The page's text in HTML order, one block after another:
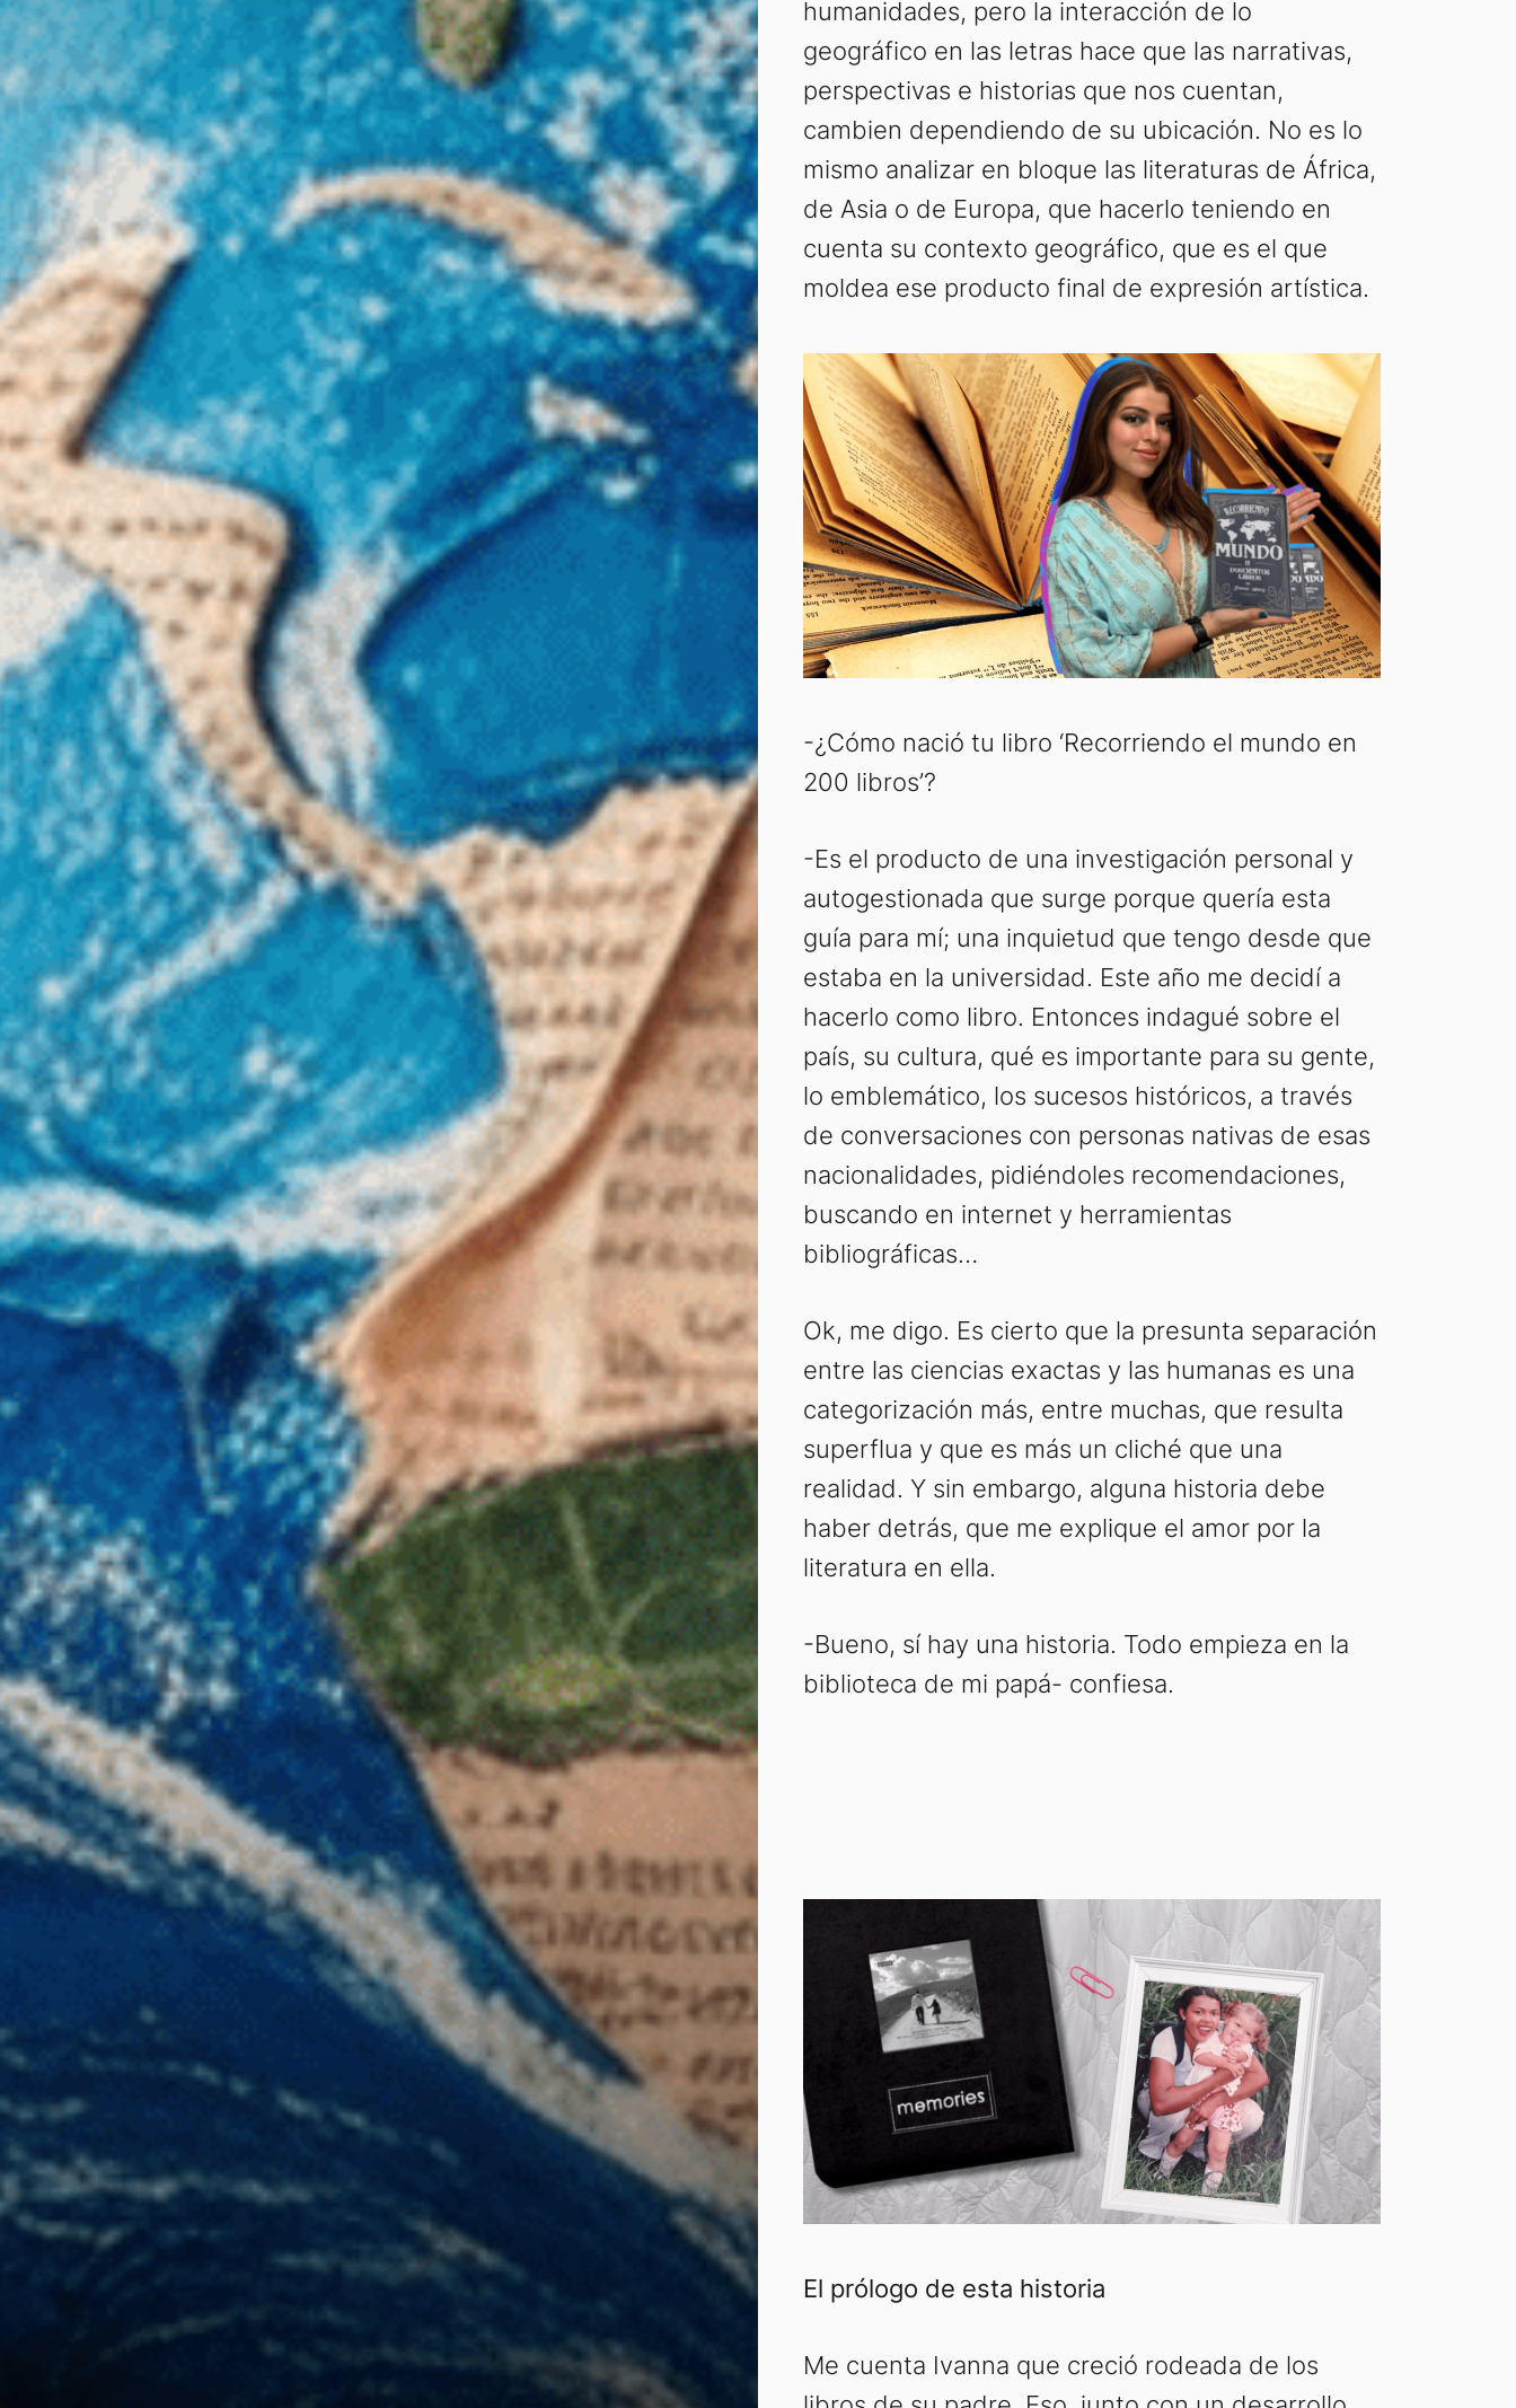
humanidades, pero la interacción de lo
geográfico en las letras hace que las narrativas,
perspectivas e historias que nos cuentan,
cambien dependiendo de su ubicación. No es lo
mismo analizar en bloque las literaturas de África,
de Asia o de Europa, que hacerlo teniendo en
cuenta su contexto geográfico, que es el que
moldea ese producto final de expresión artística.
-¿Cómo nació tu libro ‘Recorriendo el mundo en
200 libros’?
-Es el producto de una investigación personal y
autogestionada que surge porque quería esta
guía para mí; una inquietud que tengo desde que
estaba en la universidad. Este año me decidí a
hacerlo como libro. Entonces indagué sobre el
país, su cultura, qué es importante para su gente,
lo emblemático, los sucesos históricos, a través
de conversaciones con personas nativas de esas
nacionalidades, pidiéndoles recomendaciones,
buscando en internet y herramientas
bibliográficas…
Ok, me digo. Es cierto que la presunta separación
entre las ciencias exactas y las humanas es una
categorización más, entre muchas, que resulta
superflua y que es más un cliché que una
realidad. Y sin embargo, alguna historia debe
haber detrás, que me explique el amor por la
literatura en ella.
-Bueno, sí hay una historia. Todo empieza en la
biblioteca de mi papá- confiesa.
El prólogo de esta historia
Me cuenta Ivanna que creció rodeada de los